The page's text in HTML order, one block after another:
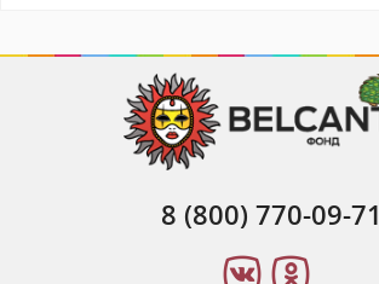
8 (800) 770-09-71